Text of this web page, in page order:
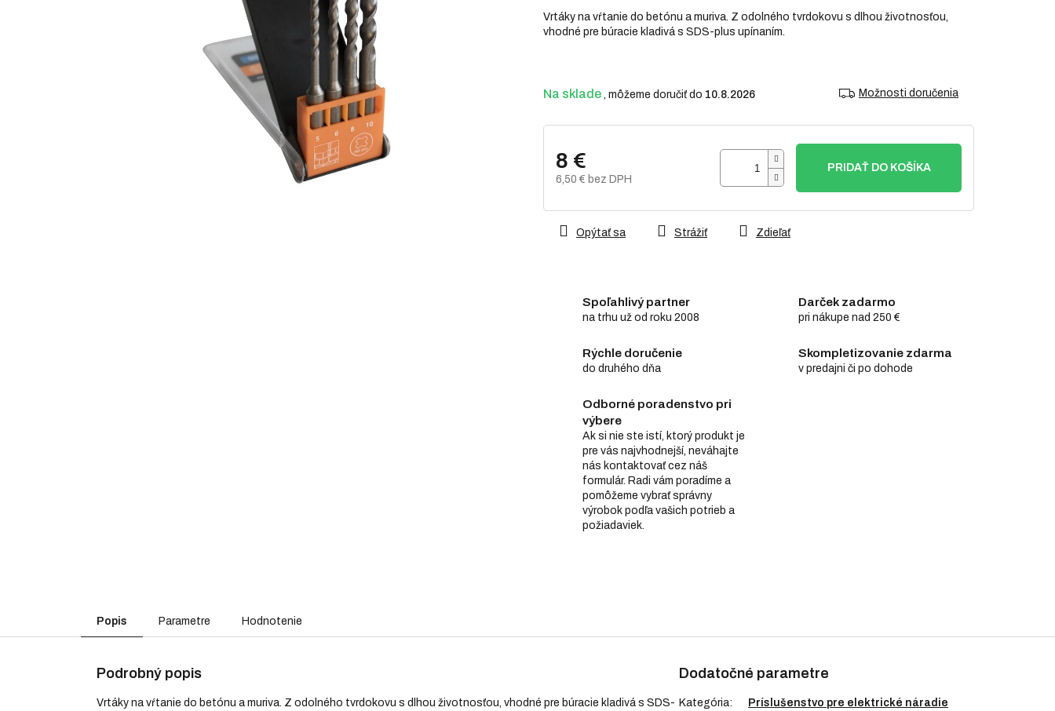
Na sklade 10.8.2026 Možnosti doručenia
8 €
6,50 € bez DPH
PRIDAŤ DO KOŠÍKA
Vrtáky na vŕtanie do betónu a muriva. Z odolného tvrdokovu s dlhou životnosťou,
vhodné pre búracie kladivá s SDS-plus upínaním.
Opýtať sa Strážiť Zdieľať
Spoľahlivý partner
na trhu už od roku 2008
Darček zadarmo
pri nákupe nad 250 €
Rýchle doručenie
do druhého dňa
Skompletizovanie zdarma
v predajni či po dohode
Odborné poradenstvo pri
výbere
Ak si nie ste istí, ktorý produkt je
pre vás najvhodnejší, neváhajte
nás kontaktovať cez náš
formulár. Radi vám poradíme a
pomôžeme vybrať správny
výrobok podľa vašich potrieb a
požiadaviek.
5
hviezdičiek.
Popis Parametre Hodnotenie
Podrobný popis
Vrtáky na vŕtanie do betónu a muriva. Z odolného tvrdokovu s dlhou životnosťou, vhodné pre búracie kladivá s SDS-
Dodatočné parametre
Kategória: Príslušenstvo pre elektrické náradie